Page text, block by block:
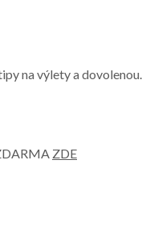
na výlety a dovolenou.
ZDE